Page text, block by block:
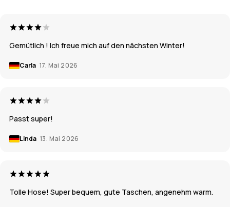
Gemütlich ! Ich freue mich auf den nächsten Winter!
Carla 17. Mai 2026
Passt super!
Linda 13. Mai 2026
Tolle Hose! Super bequem, gute Taschen, angenehm warm.